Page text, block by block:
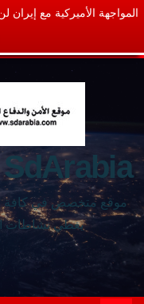
المواجهة الأميركية مع إيران
SdArabia
موقع متخصص في كافة
يغطي نشاطات